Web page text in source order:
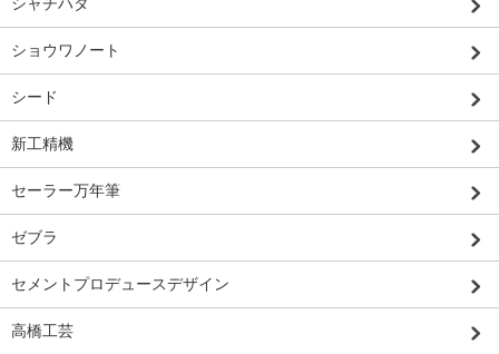
シャチハタ
ショウワノート
シード
新工精機
セーラー万年筆
ゼブラ
セメントプロデュースデザイン
高橋工芸